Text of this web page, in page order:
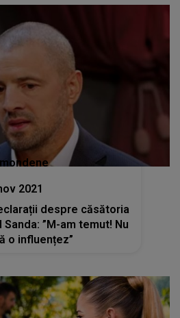
2021
despre căsătoria
”M-am temut! Nu
o influențez”